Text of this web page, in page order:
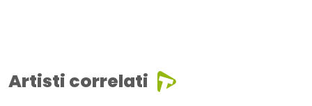
Artisti correlati